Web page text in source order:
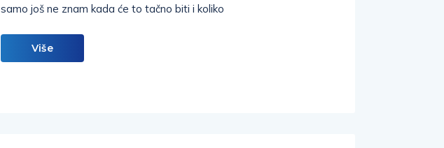
samo još ne znam kada će to tačno biti i koliko
Više